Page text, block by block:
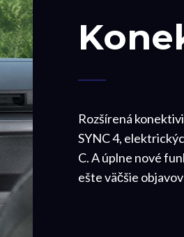
Rozšírená
SYNC 4,
C. A úplne nové
ešte väčšie